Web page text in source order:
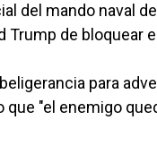
del mando naval
de bloquear
para
"el enemigo